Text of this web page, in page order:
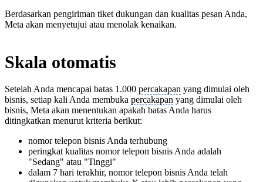
Berdasarkan pengiriman tiket dukungan dan kualitas pesan Anda,
Meta akan menyetujui atau menolak kenaikan.
Skala otomatis
Setelah Anda mencapai batas 1.000 percakapan yang dimulai oleh
bisnis, setiap kali Anda membuka percakapan yang dimulai oleh
bisnis, Meta akan menentukan apakah batas Anda harus
ditingkatkan menurut kriteria berikut:
nomor telepon bisnis Anda terhubung
peringkat kualitas nomor telepon bisnis Anda adalah
"Sedang" atau "Tinggi"
dalam 7 hari terakhir, nomor telepon bisnis Anda telah